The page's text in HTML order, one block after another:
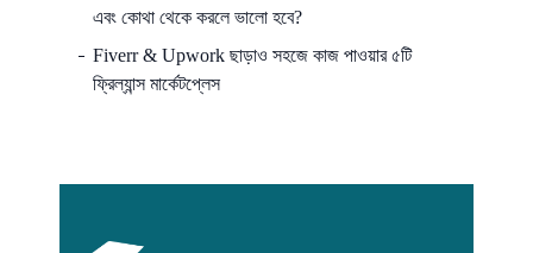
এবং কোথা থেকে করলে ভালো হবে?
Fiverr & Upwork ছাড়াও সহজে কাজ পাওয়ার ৫টি
ফ্রিল্যান্স মার্কেটপ্লেস